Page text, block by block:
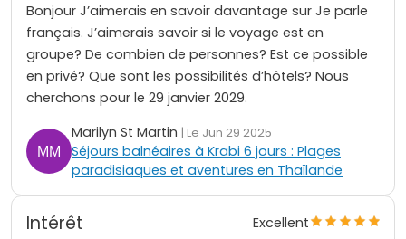
Bonjour J’aimerais en savoir davantage sur Je parle
français. J’aimerais savoir si le voyage est en
groupe? De combien de personnes? Est ce possible
en privé? Que sont les possibilités d’hôtels? Nous
cherchons pour le 29 janvier 2029.
Marilyn St Martin | Le Jun 29 2025
Séjours balnéaires à Krabi 6 jours : Plages
paradisiaques et aventures en Thaïlande
Intérêt
Excellent